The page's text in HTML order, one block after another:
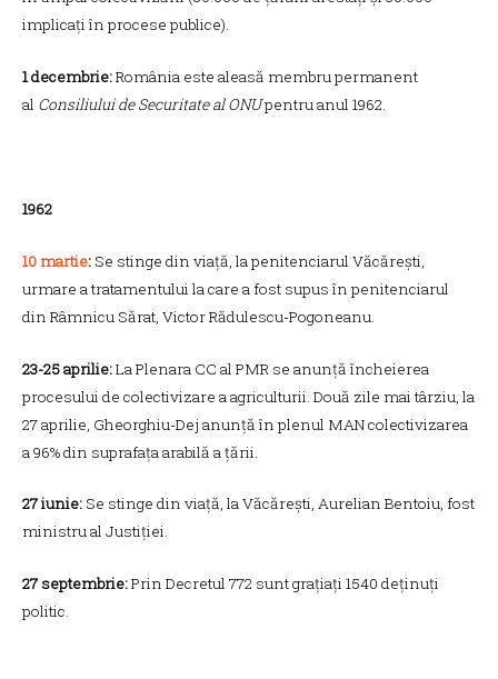
implicați în procese publice).
1 decembrie:România este aleasă membru permanent
al Consiliului de Securitate al ONUpentru anul 1962.
1962
10 martie: Se stinge din viață, la penitenciarul Văcărești,
urmare a tratamentului la care a fost supus în penitenciarul
din Râmnicu Sărat, Victor Rădulescu-Pogoneanu.
23-25 aprilie:La Plenara CC al PMR se anunță încheierea
procesului de colectivizare a agriculturii. Două zile mai târziu, la
27 aprilie, Gheorghiu-Dej anunță în plenul MAN colectivizarea
a 96% din suprafața arabilă a țării.
27 iunie: Se stinge din viață, la Văcărești, Aurelian Bentoiu, fost
ministru al Justiției.
27 septembrie:Prin Decretul 772 sunt grațiați 1540 deținuți
politic.